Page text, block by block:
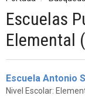
Escuelas
Elemental
Escuela Antonio
Nivel Escolar: